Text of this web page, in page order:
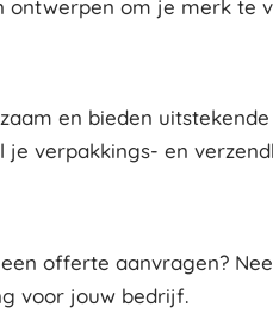
ontwerpen om je merk te
en bieden
verpakkings- en
offerte aanvragen?
voor jouw bedrijf.